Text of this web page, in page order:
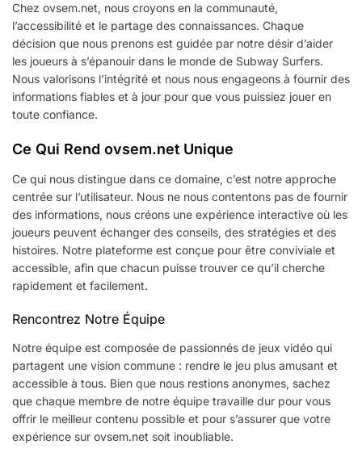
Chez ovsem.net, nous croyons en la communauté,
l’accessibilité et le partage des connaissances. Chaque
décision que nous prenons est guidée par notre désir d’aider
les joueurs à s’épanouir dans le monde de Subway Surfers.
Nous valorisons l’intégrité et nous nous engageons à fournir des
informations fiables et à jour pour que vous puissiez jouer en
toute confiance.
Ce Qui Rend ovsem.net Unique
Ce qui nous distingue dans ce domaine, c’est notre approche
centrée sur l’utilisateur. Nous ne nous contentons pas de fournir
des informations, nous créons une expérience interactive où les
joueurs peuvent échanger des conseils, des stratégies et des
histoires. Notre plateforme est conçue pour être conviviale et
accessible, afin que chacun puisse trouver ce qu’il cherche
rapidement et facilement.
Rencontrez Notre Équipe
Notre équipe est composée de passionnés de jeux vidéo qui
partagent une vision commune : rendre le jeu plus amusant et
accessible à tous. Bien que nous restions anonymes, sachez
que chaque membre de notre équipe travaille dur pour vous
offrir le meilleur contenu possible et pour s’assurer que votre
expérience sur ovsem.net soit inoubliable.